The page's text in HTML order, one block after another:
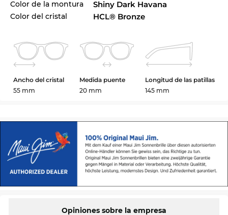
Color de la montura Shiny Dark Havana
Color del cristal HCL® Bronze
Ancho del cristal
55 mm
Medida puente
20 mm
Longitud de las patillas
145 mm
Opiniones sobre la empresa